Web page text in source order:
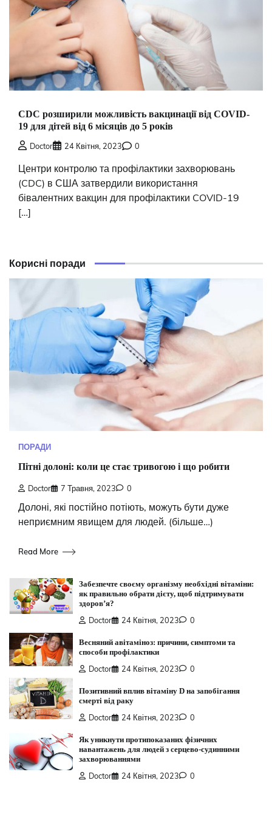
CDC розширили можливість вакцинації від COVID-
19 для дітей від 6 місяців до 5 років
Doctor 24 Квітня, 2023 0
Центри контролю та профілактики захворювань
(CDC) в США затвердили використання
бівалентних вакцин для профілактики COVID-19
[…]
Корисні поради
ПОРАДИ
Пітні долоні: коли це стає тривогою і що робити
Doctor 7 Травня, 2023 0
Долоні, які постійно потіють, можуть бути дуже
неприємним явищем для людей. (більше…)
Read More
Забезпечте своєму організму необхідні вітаміни:
як правильно обрати дієту, щоб підтримувати
здоров’я?
Doctor 24 Квітня, 2023 0
Весняний авітаміноз: причини, симптоми та
способи профілактики
Doctor 24 Квітня, 2023 0
Позитивний вплив вітаміну D на запобігання
смерті від раку
Doctor 24 Квітня, 2023 0
Як уникнути протипоказаних фізичних
навантажень для людей з серцево-судинними
захворюваннями
Doctor 24 Квітня, 2023 0